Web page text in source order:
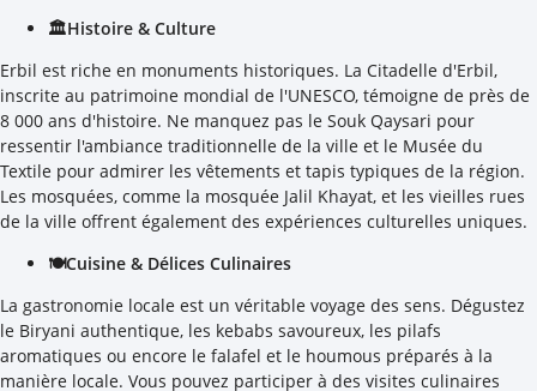
🏛️Histoire & Culture
Erbil est riche en monuments historiques. La Citadelle d'Erbil,
inscrite au patrimoine mondial de l'UNESCO, témoigne de près de
8 000 ans d'histoire. Ne manquez pas le Souk Qaysari pour
ressentir l'ambiance traditionnelle de la ville et le Musée du
Textile pour admirer les vêtements et tapis typiques de la région.
Les mosquées, comme la mosquée Jalil Khayat, et les vieilles rues
de la ville offrent également des expériences culturelles uniques.
🍽️Cuisine & Délices Culinaires
La gastronomie locale est un véritable voyage des sens. Dégustez
le Biryani authentique, les kebabs savoureux, les pilafs
aromatiques ou encore le falafel et le houmous préparés à la
manière locale. Vous pouvez participer à des visites culinaires